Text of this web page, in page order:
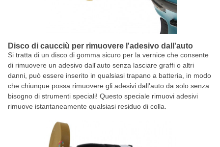
Disco di caucciù per rimuovere l'adesivo dall'auto
Si tratta di un disco di gomma sicuro per la vernice che consente
di rimuovere un adesivo dall'auto senza lasciare graffi o altri
danni, può essere inserito in qualsiasi trapano a batteria, in modo
che chiunque possa rimuovere gli adesivi dall'auto da solo senza
bisogno di strumenti speciali! Questo speciale rimuovi adesivi
rimuove istantaneamente qualsiasi residuo di colla.